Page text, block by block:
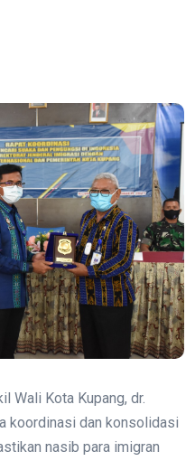
Wali Kota Kupang, dr.
koordinasi dan konsolidasi
nasib para imigran